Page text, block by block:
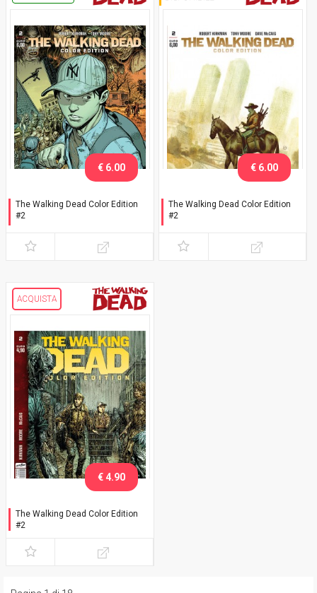
The Walking Dead Color Edition
#2
€ 6.00
The Walking Dead Color Edition
#2
€ 6.00
ACQUISTA
The Walking Dead Color Edition
#2
€ 4.90